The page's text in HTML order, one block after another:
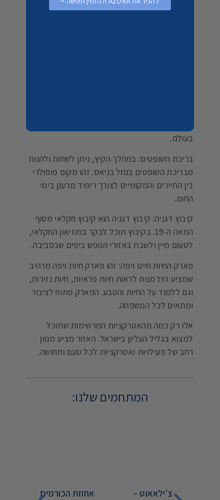
גליל יערות הכרמל: אם אתה אוהב טבע וטיולים
בעולם.
בריכת השופטים: במהלך הקיץ, ניתן לשחות ולהנות
מבריכת השופטים בנחל בניאס. זהו מקום פופולרי
בין התיירים והמקומיים לצורך ריפוד מרענן בימי
החום.
קיבוץ דגניה: קיבוץ דגניה הוא קיבוץ חקלאי מסוף
המאה ה-19. בקיבוץ תוכל לבקר במוזיאון החקלאי,
לטעום מיין ולשבת באזורי הנופש ביפים שבסביבה.
פארק החיות חיים ויפה: זהו פארק חיות ויפה מרהיב
שמציע הזדמנות לראות חיות פראיות, חיות נזירות,
וגם ללמוד על החיות והטבע. הפארק פתוח לציבור
ומתאים לכל המשפחה.
אלו רק כמה מהאטרקציות המרשימות שתוכל
למצוא בגליל העליון בישראל. האזור מציע מגוון
רחב של פעילויות ואטרקציות לכל טעם ותחושה.
המתחמים שלנו:
צ'ילאאוט –
אחוזת הכורמים